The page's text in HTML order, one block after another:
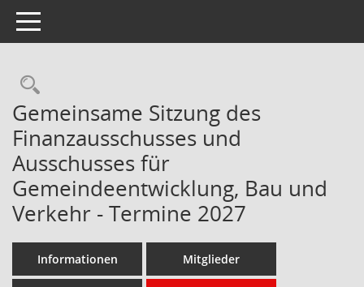
Toggle navigation
Rechercheauswahl
Gemeinsame Sitzung des
Finanzausschusses und
Ausschusses für
Gemeindeentwicklung, Bau und
Verkehr - Termine 2027
Informationen Mitglieder